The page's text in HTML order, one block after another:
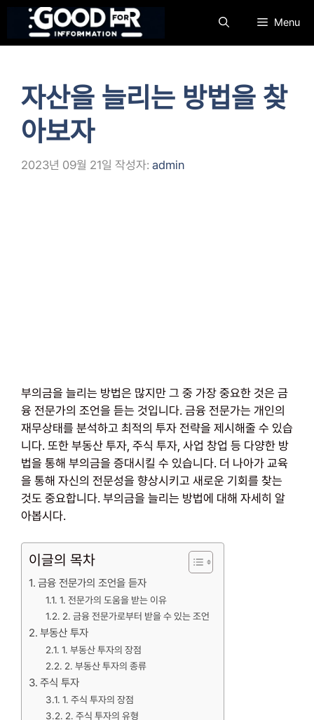
츠
Menu
자산을 늘리는 방법을 찾
아보자
2023년 09월 21일 작성자: admin
부의금을 늘리는 방법은 많지만 그 중 가장 중요한 것은 금
융 전문가의 조언을 듣는 것입니다. 금융 전문가는 개인의
재무상태를 분석하고 최적의 투자 전략을 제시해줄 수 있습
니다. 또한 부동산 투자, 주식 투자, 사업 창업 등 다양한 방
법을 통해 부의금을 증대시킬 수 있습니다. 더 나아가 교육
을 통해 자신의 전문성을 향상시키고 새로운 기회를 찾는
것도 중요합니다. 부의금을 늘리는 방법에 대해 자세히 알
아봅시다.
이글의 목차
금융 전문가의 조언을 듣자
1. 전문가의 도움을 받는 이유
2. 금융 전문가로부터 받을 수 있는 조언
부동산 투자
1. 부동산 투자의 장점
2. 부동산 투자의 종류
주식 투자
1. 주식 투자의 장점
2. 주식 투자의 유형